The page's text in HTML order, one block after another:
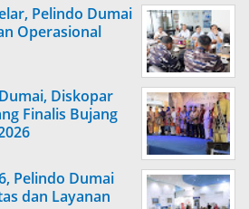
Pelindo Dumai
Operasional
Diskopar
Finalis Bujang
Pelindo Dumai
dan Layanan